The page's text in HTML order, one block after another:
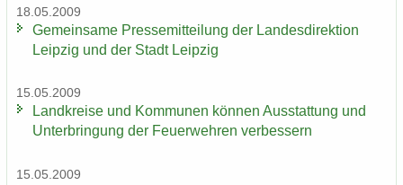
18.05.2009
Ge­mein­sa­me Pres­se­mit­tei­lung der Lan­des­di­rek­ti­on
Leip­zig und der Stadt Leip­zig
15.05.2009
Land­krei­se und Kom­mu­nen kön­nen Aus­stat­tung und
Un­ter­brin­gung der Feu­er­weh­ren ver­bes­sern
15.05.2009